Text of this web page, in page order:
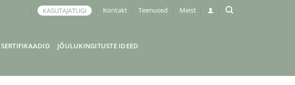
KASUTAJATUGI Kontakt Teenused Meist
SERTIFIKAADID JÕULUKINGITUSTE IDEED